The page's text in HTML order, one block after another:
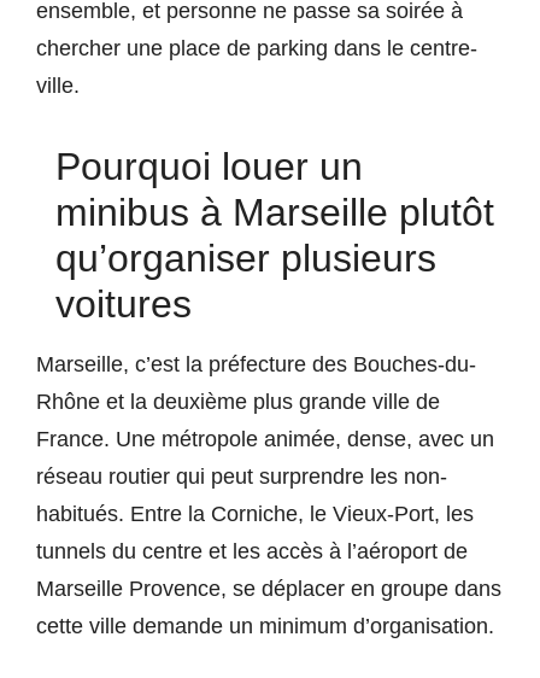
ensemble, et personne ne passe sa soirée à
chercher une place de parking dans le centre-
ville.
Pourquoi louer un
minibus à Marseille plutôt
qu’organiser plusieurs
voitures
Marseille, c’est la préfecture des Bouches-du-
Rhône et la deuxième plus grande ville de
France. Une métropole animée, dense, avec un
réseau routier qui peut surprendre les non-
habitués. Entre la Corniche, le Vieux-Port, les
tunnels du centre et les accès à l’aéroport de
Marseille Provence, se déplacer en groupe dans
cette ville demande un minimum d’organisation.